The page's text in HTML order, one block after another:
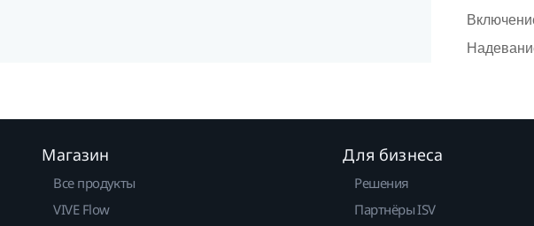
Магазин
Все продукты
VIVE Flow
Для бизнеса
Решения
Партнёры ISV